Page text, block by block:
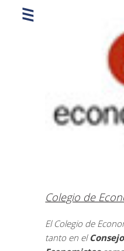
Colegio de
El Colegio de
tanto en el